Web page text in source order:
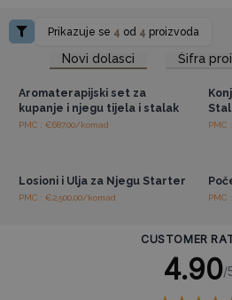
Prikazuje se 4 od 4 proizvoda
Novi dolasci Šifra
Pristup veleprodajnim
cijenama
Aromaterapijski set za
kupanje i njegu tijela i stalak
PMC : €687.00/komad PMC
Losioni i Ulja za Njegu Starter
PMC : €2,500.00/komad PMC
CUSTOMER
4.90/